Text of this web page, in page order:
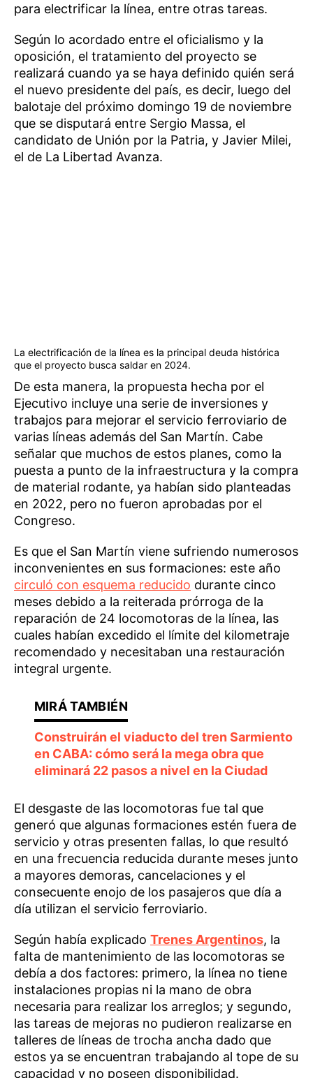
para electrificar la línea, entre otras tareas.
Según lo acordado entre el oficialismo y la
oposición, el tratamiento del proyecto se
realizará cuando ya se haya definido quién será
el nuevo presidente del país, es decir, luego del
balotaje del próximo domingo 19 de noviembre
que se disputará entre Sergio Massa, el
candidato de Unión por la Patria, y Javier Milei,
el de La Libertad Avanza.
La electrificación de la línea es la principal deuda histórica
que el proyecto busca saldar en 2024.
De esta manera, la propuesta hecha por el
Ejecutivo incluye una serie de inversiones y
trabajos para mejorar el servicio ferroviario de
varias líneas además del San Martín. Cabe
señalar que muchos de estos planes, como la
puesta a punto de la infraestructura y la compra
de material rodante, ya habían sido planteadas
en 2022, pero no fueron aprobadas por el
Congreso.
Es que el San Martín viene sufriendo numerosos
inconvenientes en sus formaciones: este año
circuló con esquema reducido durante cinco
meses debido a la reiterada prórroga de la
reparación de 24 locomotoras de la línea, las
cuales habían excedido el límite del kilometraje
recomendado y necesitaban una restauración
integral urgente.
Construirán el viaducto del tren Sarmiento
en CABA: cómo será la mega obra que
eliminará 22 pasos a nivel en la Ciudad
El desgaste de las locomotoras fue tal que
generó que algunas formaciones estén fuera de
servicio y otras presenten fallas, lo que resultó
en una frecuencia reducida durante meses junto
a mayores demoras, cancelaciones y el
consecuente enojo de los pasajeros que día a
día utilizan el servicio ferroviario.
Según había explicado Trenes Argentinos, la
falta de mantenimiento de las locomotoras se
debía a dos factores: primero, la línea no tiene
instalaciones propias ni la mano de obra
necesaria para realizar los arreglos; y segundo,
las tareas de mejoras no pudieron realizarse en
talleres de líneas de trocha ancha dado que
estos ya se encuentran trabajando al tope de su
capacidad y no poseen disponibilidad.